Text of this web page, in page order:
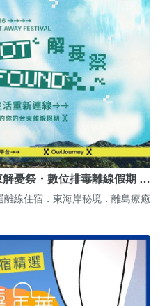
解憂祭・數位排毒離線假期 …
線住宿．東海岸秘境．離島療癒